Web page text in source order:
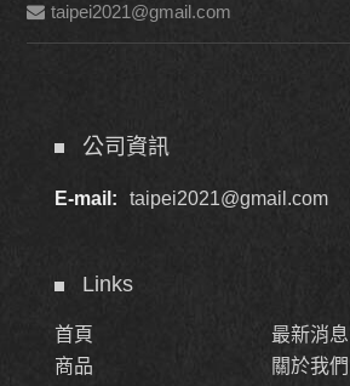
taipei2021@gmail.com
公司資訊
E-mail: taipei2021@gmail.com
Links
首頁
最新消息
商品
關於我們